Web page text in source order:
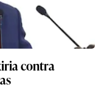
contra